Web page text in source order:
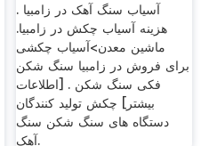
آسیاب سنگ آهک در زامبیا .
هزینه آسیاب چکش در زامبیا.
ماشین معدن>آسیاب چکشی
برای فروش در زامبیا سنگ شکن
فکی سنگ شکن . [اطلاعات
بیشتر] چکش تولید کنندگان
دستگاه های سنگ شکن سنگ
آهک.